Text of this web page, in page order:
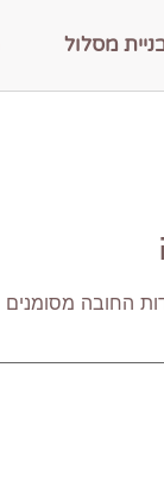
מסלול
החובה מסומנים